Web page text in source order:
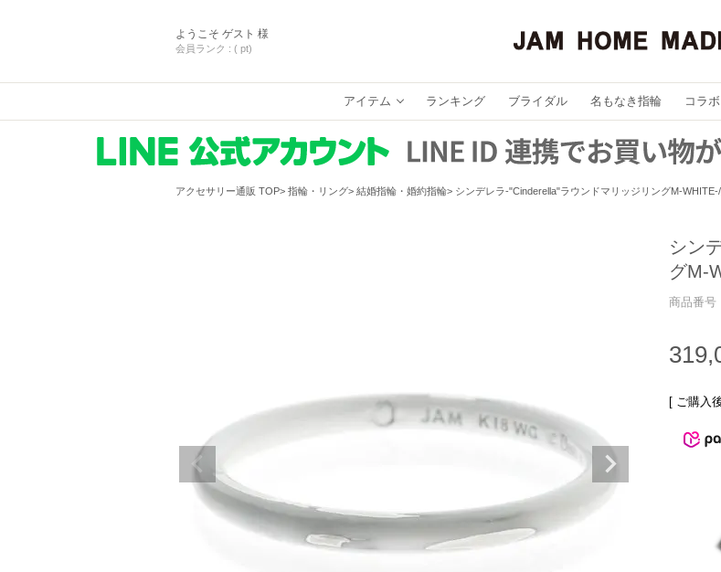
ようこそ ゲスト 様
会員ランク : ( pt)
アイテム ランキング ブライダル 名もなき指輪 コラ
アクセサリー通販 TOP 指輪・リング 結婚指輪・婚約指輪 シンデレラ-"Cinderella"ラウンドマリッジリングM-
シン
グM-
商品番号
[ ご購入後